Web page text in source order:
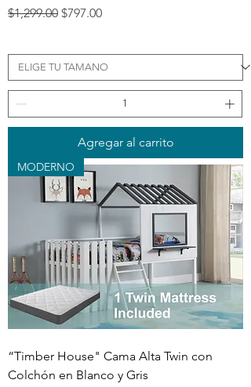
Precio
$1,299.00 Precio de oferta
$797.00
Agregar al carrito
MODERNO
“Timber House" Cama Alta Twin con
Colchón en Blanco y Gris